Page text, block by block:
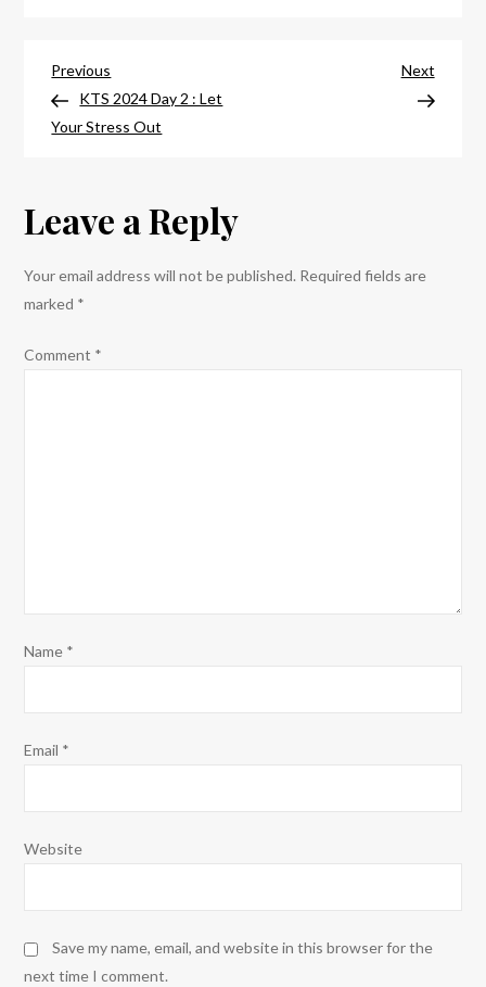
Yang
POSKHA-
PK
Post
navigation
Previous
Post
Previous
KTS 2024 Day 2 : Let
Your Stress Out
Next
Post
Next
Leave a Reply
Your email address will not be published. Required fields are
marked *
Comment *
Name *
Email *
Website
Save my name, email, and website in this browser for the
next time I comment.